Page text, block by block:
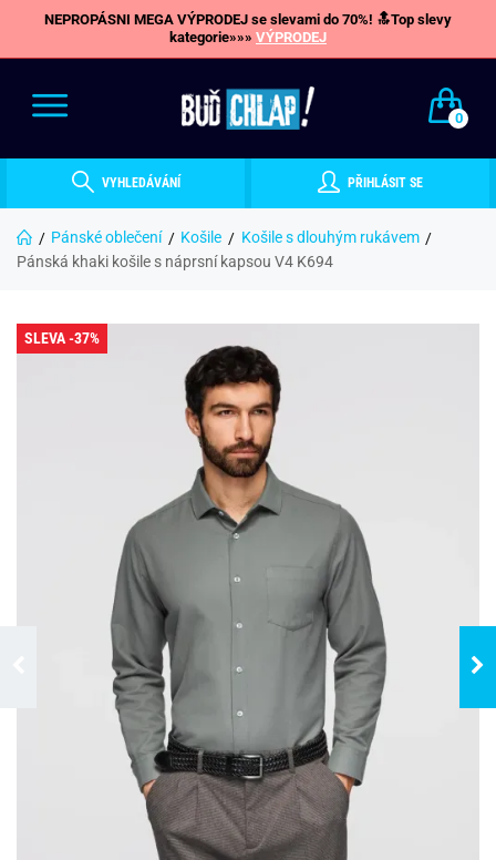
NEPROPÁSNI MEGA VÝPRODEJ se slevami do 70%! 🔝Top slevy
kategorie»»» VÝPRODEJ
0
VYHLEDÁVÁNÍ PŘIHLÁSIT SE
Pánské oblečení Košile
Košile s dlouhým rukávem
Pánská khaki košile s náprsní kapsou V4 K694
SLEVA -37%